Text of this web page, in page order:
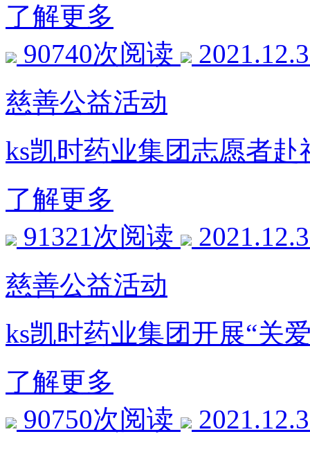
了解更多
90740次阅读
慈善公益活动
ks凯时药业集团志愿者赴
了解更多
91321次阅读
慈善公益活动
ks凯时药业集团开展“关
了解更多
90750次阅读